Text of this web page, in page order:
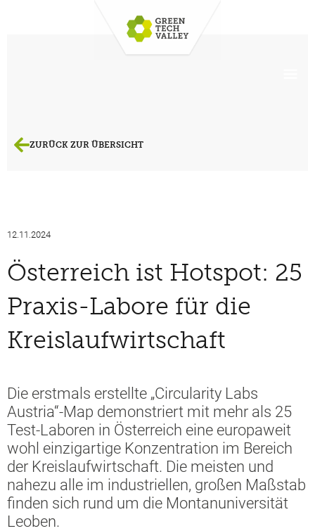
ZURÜCK ZUR ÜBERSICHT
12.11.2024
Österreich ist Hotspot: 25
Praxis-Labore für die
Kreislaufwirtschaft
Die erstmals erstellte „Circularity Labs
Austria“-Map demonstriert mit mehr als 25
Test-Laboren in Österreich eine europaweit
wohl einzigartige Konzentration im Bereich
der Kreislaufwirtschaft. Die meisten und
nahezu alle im industriellen, großen Maßstab
finden sich rund um die Montanuniversität
Leoben.